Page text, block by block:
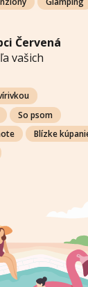
Červená
vašich
So psom
Blízke